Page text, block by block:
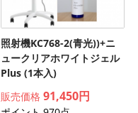
照射機KC768-2(青光))+ニ
ュークリアホワイトジェル
Plus (1本入)
販売価格 91,450円